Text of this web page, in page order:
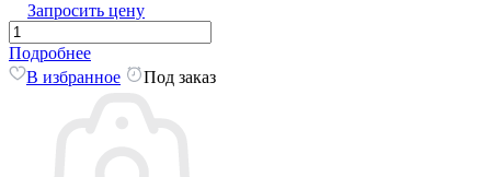
Запросить цену
Подробнее
В избранное
Под заказ